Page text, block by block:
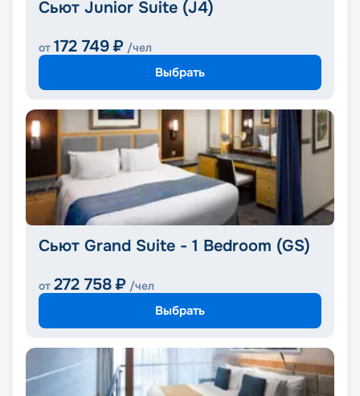
Сьют Junior Suite (J4)
от 172 749 ₽ /чел
Выбрать
Сьют Grand Suite - 1 Bedroom (GS)
от 272 758 ₽ /чел
Выбрать